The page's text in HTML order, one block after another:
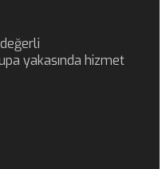
yakasında hizmet